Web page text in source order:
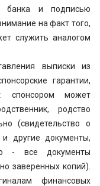
банка и подписью
на факт того,
служить аналогом
выписки из
гарантии,
спонсором может
родство
(свидетельство о
другие документы,
- все документы
заверенных копий).
финансовых